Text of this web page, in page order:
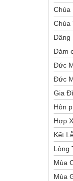
Chúa
Chúa
Dâng
Đám
Đức
Đức
Gia
Hôn
Hợp
Kết
Lòng
Mùa
Mùa